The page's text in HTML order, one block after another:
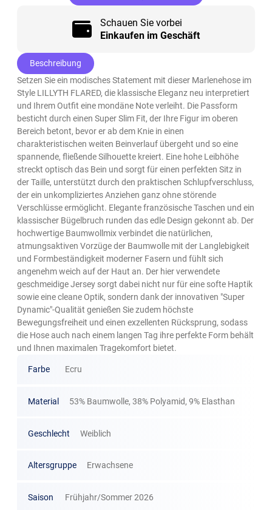
Schauen Sie vorbei
Einkaufen im Geschäft
Beschreibung
Setzen Sie ein modisches Statement mit dieser Marlenehose im
Style LILLYTH FLARED, die klassische Eleganz neu interpretiert
und Ihrem Outfit eine mondäne Note verleiht. Die Passform
besticht durch einen Super Slim Fit, der Ihre Figur im oberen
Bereich betont, bevor er ab dem Knie in einen
charakteristischen weiten Beinverlauf übergeht und so eine
spannende, fließende Silhouette kreiert. Eine hohe Leibhöhe
streckt optisch das Bein und sorgt für einen perfekten Sitz in
der Taille, unterstützt durch den praktischen Schlupfverschluss,
der ein unkompliziertes Anziehen ganz ohne störende
Verschlüsse ermöglicht. Elegante französische Taschen und ein
klassischer Bügelbruch runden das edle Design gekonnt ab. Der
hochwertige Baumwollmix verbindet die natürlichen,
atmungsaktiven Vorzüge der Baumwolle mit der Langlebigkeit
und Formbeständigkeit moderner Fasern und fühlt sich
angenehm weich auf der Haut an. Der hier verwendete
geschmeidige Jersey sorgt dabei nicht nur für eine softe Haptik
sowie eine cleane Optik, sondern dank der innovativen "Super
Dynamic"-Qualität genießen Sie zudem höchste
Bewegungsfreiheit und einen exzellenten Rücksprung, sodass
die Hose auch nach einem langen Tag ihre perfekte Form behält
und Ihnen maximalen Tragekomfort bietet.
Farbe Ecru
Material 53% Baumwolle, 38% Polyamid, 9% Elasthan
Geschlecht Weiblich
Altersgruppe Erwachsene
Saison Frühjahr/Sommer 2026